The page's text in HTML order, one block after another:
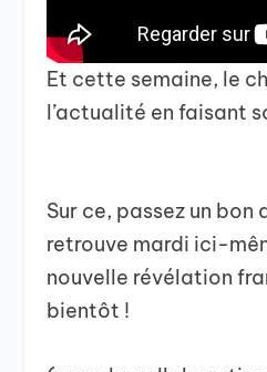
Et cette semaine, le
l’actualité en faisant
Sur ce, passez un bon
retrouve mardi ici-
nouvelle révélation
bientôt !